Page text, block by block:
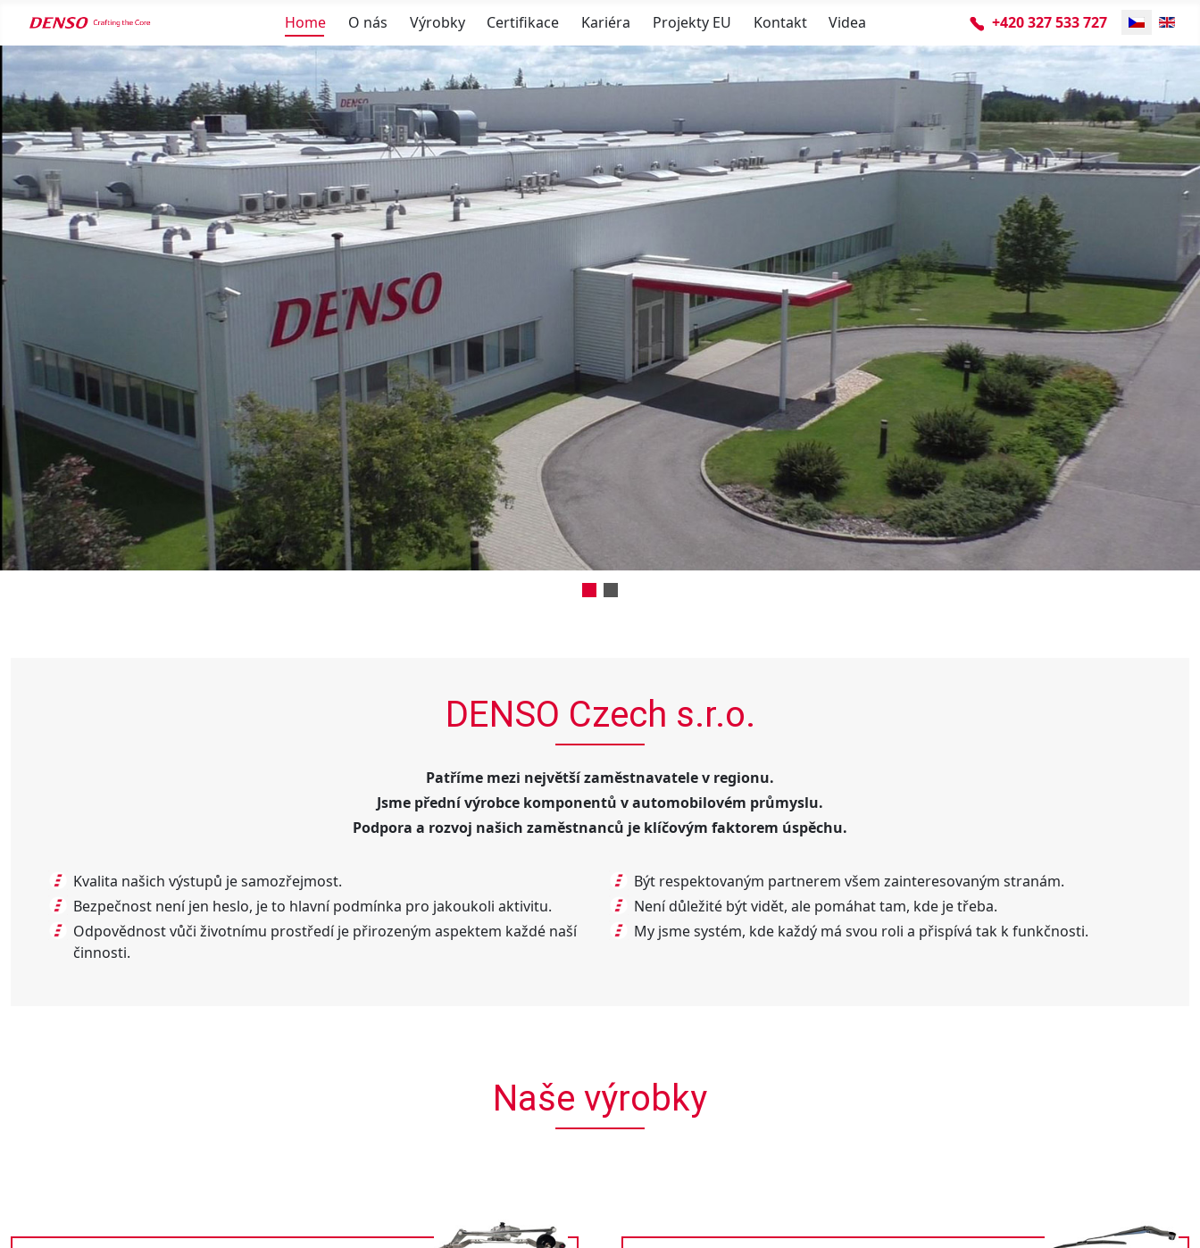
Home O nás Výrobky Certifikace Kariéra Projekty EU Kontakt Videa +420 327 533 727 Zvolte jazyk
DENSO Czech s.r.o.
Patříme mezi největší zaměstnavatele v regionu.
Jsme přední výrobce komponentů v automobilovém průmyslu.
Podpora a rozvoj našich zaměstnanců je klíčovým faktorem úspěchu.
Kvalita našich výstupů je samozřejmost.
Bezpečnost není jen heslo, je to hlavní podmínka pro jakoukoli aktivitu.
Odpovědnost vůči životnímu prostředí je přirozeným aspektem každé naší
činnosti.
Být respektovaným partnerem všem zainteresovaným stranám.
Není důležité být vidět, ale pomáhat tam, kde je třeba.
My jsme systém, kde každý má svou roli a přispívá tak k funkčnosti.
Naše výrobky